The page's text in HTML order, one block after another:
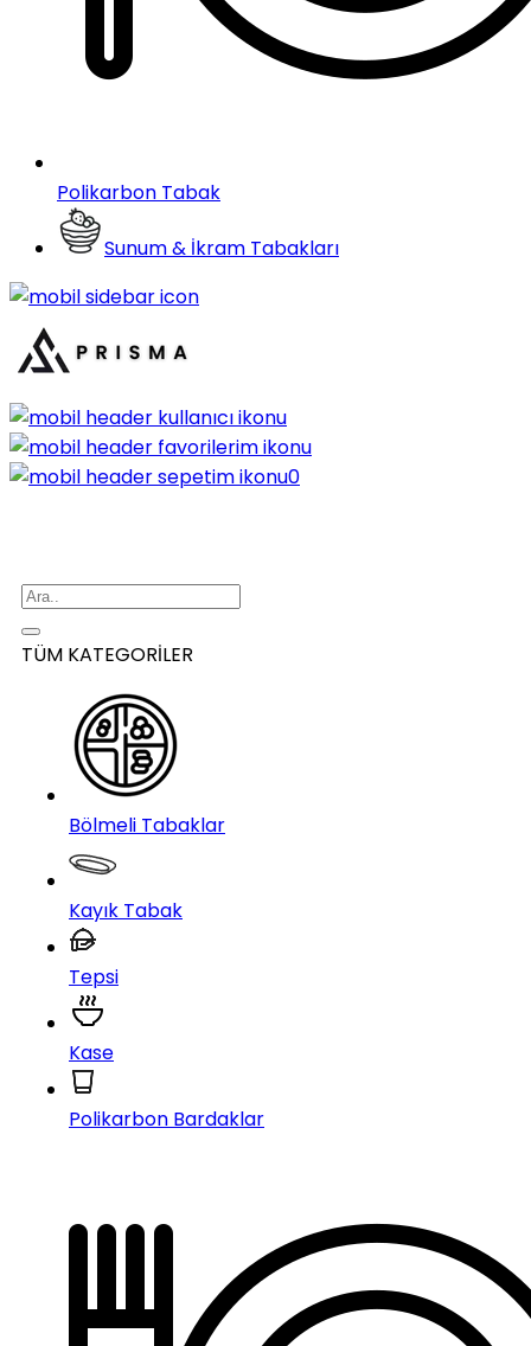
Polikarbon Tabak
Sunum & İkram Tabakları
0
TÜM KATEGORİLER
Bölmeli Tabaklar
Kayık Tabak
Tepsi
Kase
Polikarbon Bardaklar